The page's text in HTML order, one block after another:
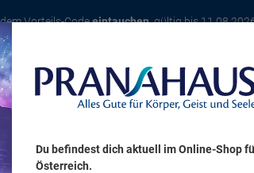
Vorteils-Codeeintauchen, gültig bis
Karte
Edelsteine Wohnambiente
Du befindest dich aktuell im Online-Shop
Österreich.